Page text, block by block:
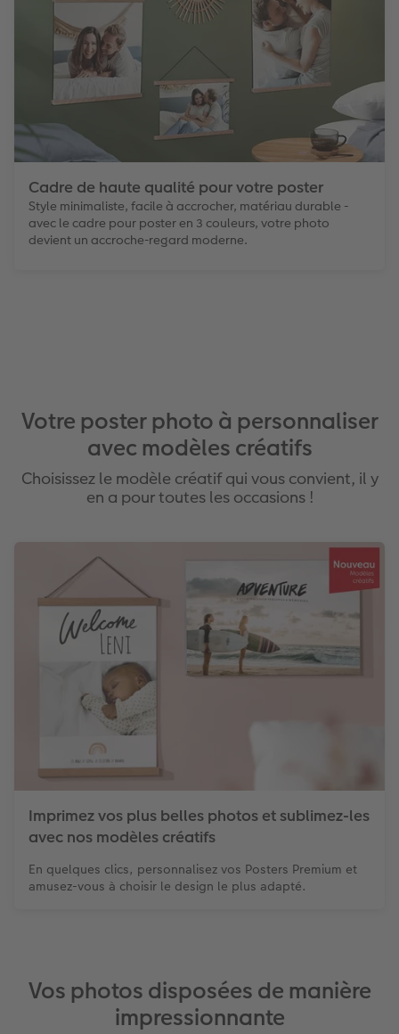
Cadre de haute qualité pour votre poster
Style minimaliste, facile à accrocher, matériau durable -
avec le cadre pour poster en 3 couleurs, votre photo
devient un accroche-regard moderne.
Votre poster photo à personnaliser
avec modèles créatifs
Choisissez le modèle créatif qui vous convient, il y
en a pour toutes les occasions !
Imprimez vos plus belles photos et sublimez-les
avec nos modèles créatifs
En quelques clics, personnalisez vos Posters Premium et
amusez-vous à choisir le design le plus adapté.
Vos photos disposées de manière
impressionnante